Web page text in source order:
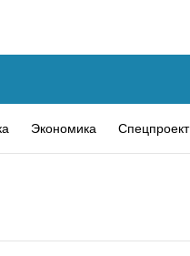
Экономика Спецпроект